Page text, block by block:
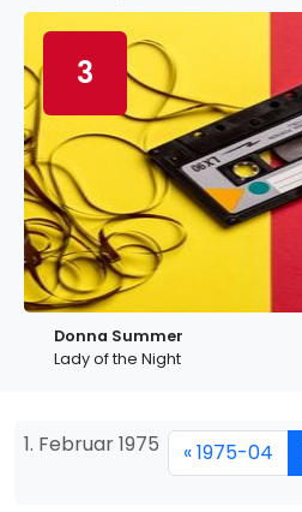
3
Donna Summer
Lady of the Night
1. Februar 1975 « 1975-04